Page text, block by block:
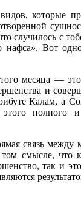
которые
случилось с
Вот
месяца —
и
Калам, а
полного и
связь между
смысле, что
так и